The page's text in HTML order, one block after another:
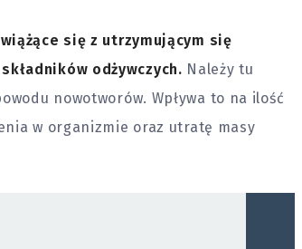
się z utrzymującym się
odżywczych. Należy tu
nowotworów. Wpływa to na ilość
w organizmie oraz utratę masy